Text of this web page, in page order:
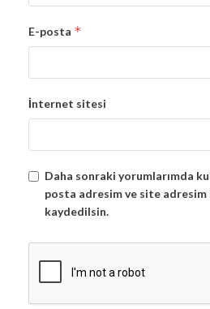
E-posta *
İnternet sitesi
Daha sonraki yorumlarımda
posta adresim ve site adresim
kaydedilsin.